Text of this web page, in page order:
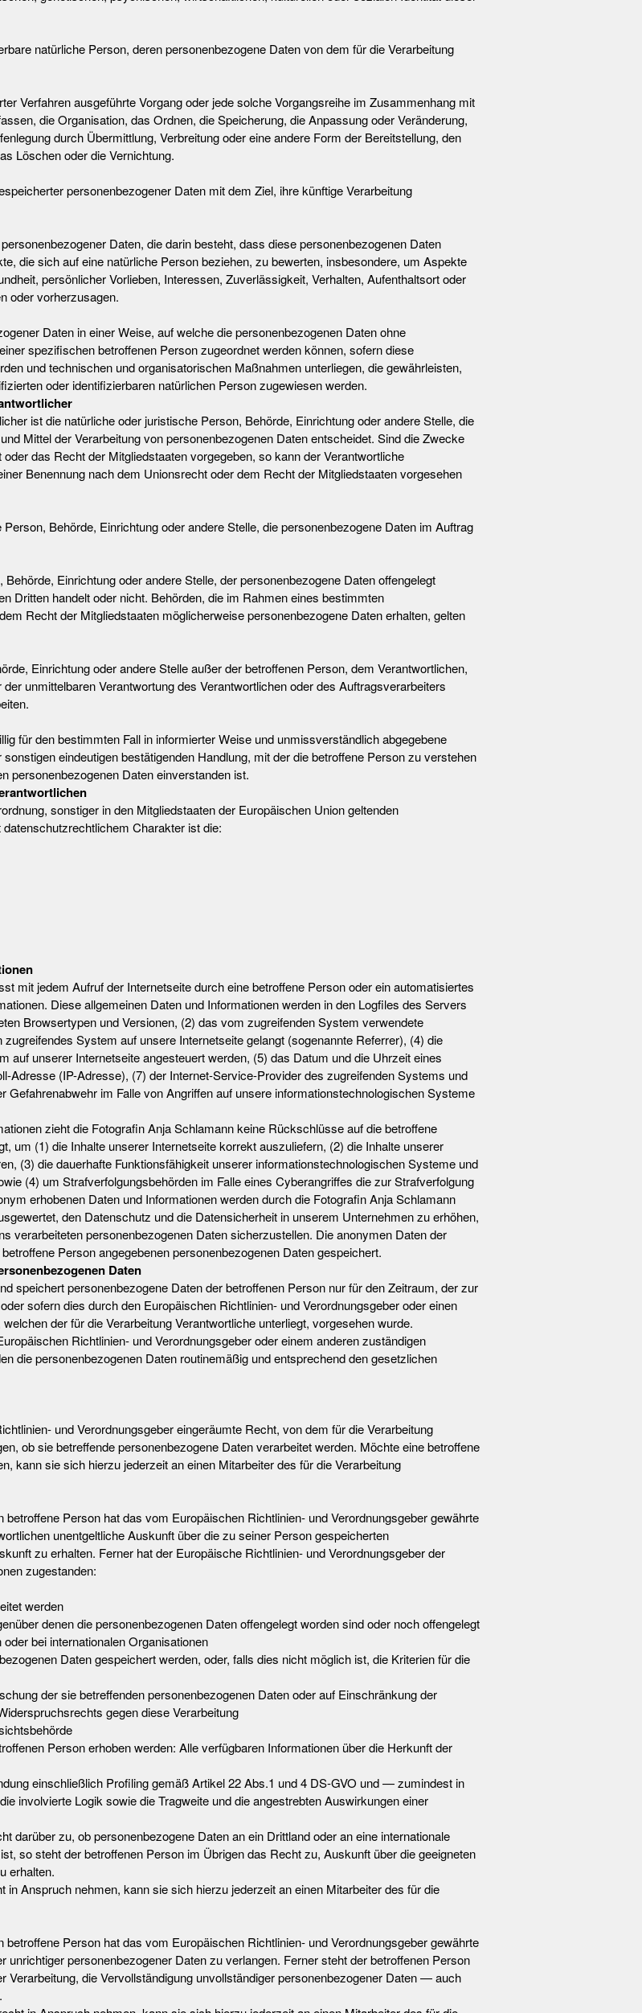
natürliche Person, deren personenbezogene Daten von dem für die Verarbeitung
Verfahren ausgeführte Vorgang oder jede solche Vorgangsreihe im Zusammenhang mit
die Organisation, das Ordnen, die Speicherung, die Anpassung oder Veränderung,
durch Übermittlung, Verbreitung oder eine andere Form der Bereitstellung, den
Löschen oder die Vernichtung.
personenbezogener Daten mit dem Ziel, ihre künftige Verarbeitung
Daten, die darin besteht, dass diese personenbezogenen Daten
die sich auf eine natürliche Person beziehen, zu bewerten, insbesondere, um Aspekte
persönlicher Vorlieben, Interessen, Zuverlässigkeit, Verhalten, Aufenthaltsort oder
oder vorherzusagen.
Daten in einer Weise, auf welche die personenbezogenen Daten ohne
spezifischen betroffenen Person zugeordnet werden können, sofern diese
und technischen und organisatorischen Maßnahmen unterliegen, die gewährleisten,
oder identifizierbaren natürlichen Person zugewiesen werden.
ist die natürliche oder juristische Person, Behörde, Einrichtung oder andere Stelle, die
Mittel der Verarbeitung von personenbezogenen Daten entscheidet. Sind die Zwecke
das Recht der Mitgliedstaaten vorgegeben, so kann der Verantwortliche
Benennung nach dem Unionsrecht oder dem Recht der Mitgliedstaaten vorgesehen
Behörde, Einrichtung oder andere Stelle, die personenbezogene Daten im Auftrag
Einrichtung oder andere Stelle, der personenbezogene Daten offengelegt
Dritten handelt oder nicht. Behörden, die im Rahmen eines bestimmten
Recht der Mitgliedstaaten möglicherweise personenbezogene Daten erhalten, gelten
Einrichtung oder andere Stelle außer der betroffenen Person, dem Verantwortlichen,
unmittelbaren Verantwortung des Verantwortlichen oder des Auftragsverarbeiters
für den bestimmten Fall in informierter Weise und unmissverständlich abgegebene
eindeutigen bestätigenden Handlung, mit der die betroffene Person zu verstehen
personenbezogenen Daten einverstanden ist.
sonstiger in den Mitgliedstaaten der Europäischen Union geltenden
Charakter ist die:
mit jedem Aufruf der Internetseite durch eine betroffene Person oder ein automatisiertes
Diese allgemeinen Daten und Informationen werden in den Logfiles des Servers
Browsertypen und Versionen, (2) das vom zugreifenden System verwendete
System auf unsere Internetseite gelangt (sogenannte Referrer), (4) die
auf unserer Internetseite angesteuert werden, (5) das Datum und die Uhrzeit eines
Adresse (IP-Adresse), (7) der Internet-Service-Provider des zugreifenden Systems und
Gefahrenabwehr im Falle von Angriffen auf unsere informationstechnologischen Systeme
zieht die Fotografin Anja Schlamann keine Rückschlüsse auf die betroffene
um (1) die Inhalte unserer Internetseite korrekt auszuliefern, (2) die Inhalte unserer
(3) die dauerhafte Funktionsfähigkeit unserer informationstechnologischen Systeme und
(4) um Strafverfolgungsbehörden im Falle eines Cyberangriffes die zur Strafverfolgung
erhobenen Daten und Informationen werden durch die Fotografin Anja Schlamann
den Datenschutz und die Datensicherheit in unserem Unternehmen zu erhöhen,
verarbeiteten personenbezogenen Daten sicherzustellen. Die anonymen Daten der
Person angegebenen personenbezogenen Daten gespeichert.
Daten
speichert personenbezogene Daten der betroffenen Person nur für den Zeitraum, der zur
sofern dies durch den Europäischen Richtlinien- und Verordnungsgeber oder einen
der für die Verarbeitung Verantwortliche unterliegt, vorgesehen wurde.
Richtlinien- und Verordnungsgeber oder einem anderen zuständigen
die personenbezogenen Daten routinemäßig und entsprechend den gesetzlichen
und Verordnungsgeber eingeräumte Recht, von dem für die Verarbeitung
ob sie betreffende personenbezogene Daten verarbeitet werden. Möchte eine betroffene
kann sie sich hierzu jederzeit an einen Mitarbeiter des für die Verarbeitung
Person hat das vom Europäischen Richtlinien- und Verordnungsgeber gewährte
unentgeltliche Auskunft über die zu seiner Person gespeicherten
zu erhalten. Ferner hat der Europäische Richtlinien- und Verordnungsgeber der
zugestanden:
werden
denen die personenbezogenen Daten offengelegt worden sind oder noch offengelegt
bei internationalen Organisationen
Daten gespeichert werden, oder, falls dies nicht möglich ist, die Kriterien für die
der sie betreffenden personenbezogenen Daten oder auf Einschränkung der
gegen diese Verarbeitung
Person erhoben werden: Alle verfügbaren Informationen über die Herkunft der
einschließlich Profiling gemäß Artikel 22 Abs.1 und 4 DS-GVO und — zumindest in
involvierte Logik sowie die Tragweite und die angestrebten Auswirkungen einer
darüber zu, ob personenbezogene Daten an ein Drittland oder an eine internationale
so steht der betroffenen Person im Übrigen das Recht zu, Auskunft über die geeigneten
erhalten.
Anspruch nehmen, kann sie sich hierzu jederzeit an einen Mitarbeiter des für die
Person hat das vom Europäischen Richtlinien- und Verordnungsgeber gewährte
unrichtiger personenbezogener Daten zu verlangen. Ferner steht der betroffenen Person
die Vervollständigung unvollständiger personenbezogener Daten — auch